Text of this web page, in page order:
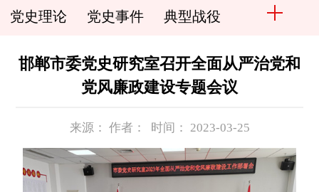
党史理论 党史事件 典型战役
邯郸市委党史研究室召开全面从严治党和
党风廉政建设专题会议
来源： 作者： 时间： 2023-03-25